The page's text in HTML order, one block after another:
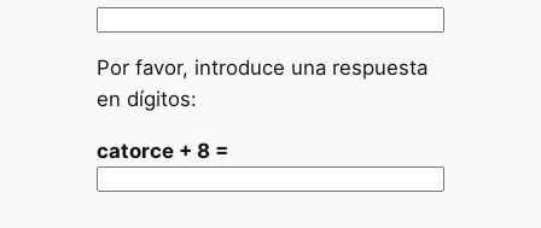
Por favor, introduce una respuesta
en dígitos:
catorce + 8 =